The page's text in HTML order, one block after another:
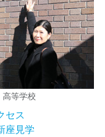
高等学校
セス
座見学